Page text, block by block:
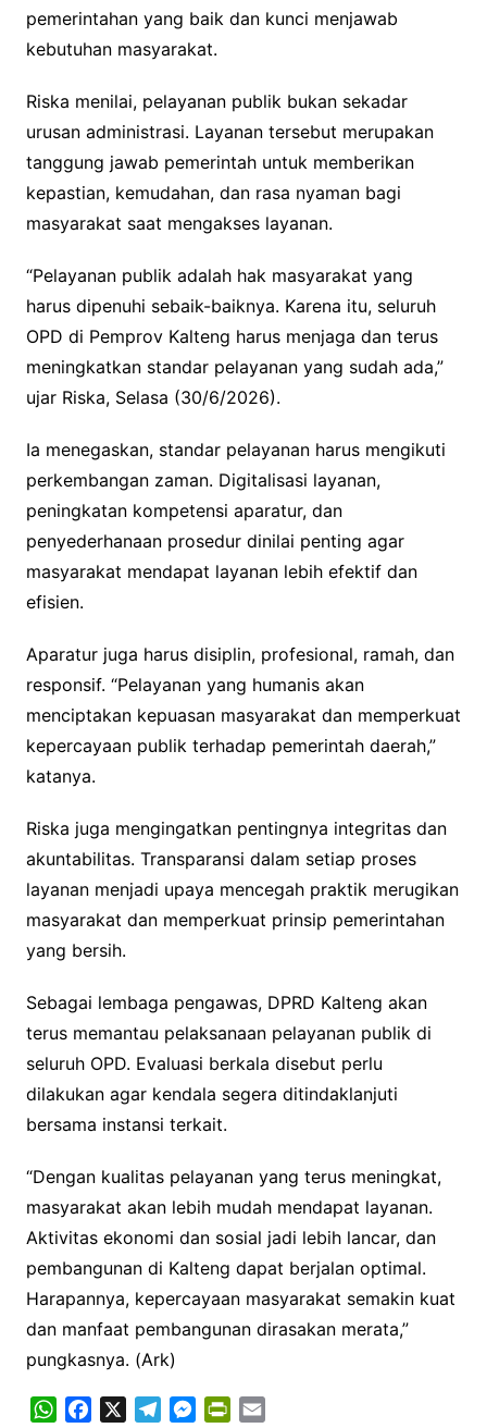
pemerintahan yang baik dan kunci menjawab
kebutuhan masyarakat.
Riska menilai, pelayanan publik bukan sekadar
urusan administrasi. Layanan tersebut merupakan
tanggung jawab pemerintah untuk memberikan
kepastian, kemudahan, dan rasa nyaman bagi
masyarakat saat mengakses layanan.
“Pelayanan publik adalah hak masyarakat yang
harus dipenuhi sebaik-baiknya. Karena itu, seluruh
OPD di Pemprov Kalteng harus menjaga dan terus
meningkatkan standar pelayanan yang sudah ada,”
ujar Riska, Selasa (30/6/2026).
Ia menegaskan, standar pelayanan harus mengikuti
perkembangan zaman. Digitalisasi layanan,
peningkatan kompetensi aparatur, dan
penyederhanaan prosedur dinilai penting agar
masyarakat mendapat layanan lebih efektif dan
efisien.
Aparatur juga harus disiplin, profesional, ramah, dan
responsif. “Pelayanan yang humanis akan
menciptakan kepuasan masyarakat dan memperkuat
kepercayaan publik terhadap pemerintah daerah,”
katanya.
Riska juga mengingatkan pentingnya integritas dan
akuntabilitas. Transparansi dalam setiap proses
layanan menjadi upaya mencegah praktik merugikan
masyarakat dan memperkuat prinsip pemerintahan
yang bersih.
Sebagai lembaga pengawas, DPRD Kalteng akan
terus memantau pelaksanaan pelayanan publik di
seluruh OPD. Evaluasi berkala disebut perlu
dilakukan agar kendala segera ditindaklanjuti
bersama instansi terkait.
“Dengan kualitas pelayanan yang terus meningkat,
masyarakat akan lebih mudah mendapat layanan.
Aktivitas ekonomi dan sosial jadi lebih lancar, dan
pembangunan di Kalteng dapat berjalan optimal.
Harapannya, kepercayaan masyarakat semakin kuat
dan manfaat pembangunan dirasakan merata,”
pungkasnya. (Ark)
W
M